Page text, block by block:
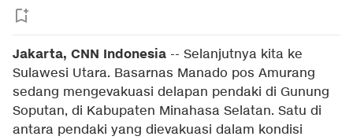
Jakarta, CNN Indonesia -- Selanjutnya kita ke
Sulawesi Utara. Basarnas Manado pos Amurang
sedang mengevakuasi delapan pendaki di Gunung
Soputan, di Kabupaten Minahasa Selatan. Satu di
antara pendaki yang dievakuasi dalam kondisi